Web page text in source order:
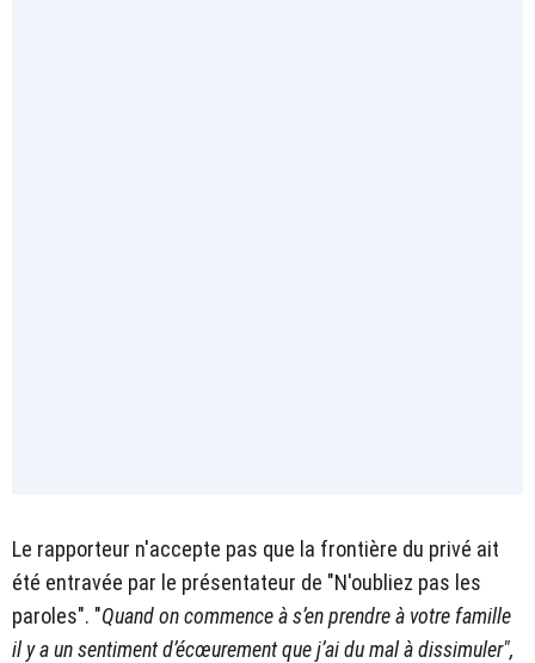
Le rapporteur n'accepte pas que la frontière du privé ait
été entravée par le présentateur de "N'oubliez pas les
paroles". "Quand on commence à s’en prendre à votre famille
il y a un sentiment d’écœurement que j’ai du mal à dissimuler",